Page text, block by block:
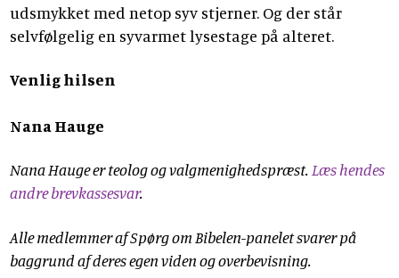
udsmykket med netop syv stjerner. Og der står
selvfølgelig en syvarmet lysestage på alteret.
Venlig hilsen
Nana Hauge
Nana Hauge er teolog og valgmenighedspræst.Læs hendes
andre brevkassesvar.
Alle medlemmer af Spørg om Bibelen-panelet svarer på
baggrund af deres egen viden og overbevisning.